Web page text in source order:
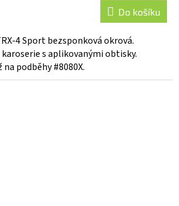
Do košíku
4 Sport bezsponková okrová.
s aplikovanými obtisky.
podběhy #8080X.